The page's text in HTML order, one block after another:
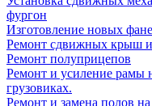
фургон
Изготовление новых
Ремонт сдвижных крыш
Ремонт полуприцепов
Ремонт и усиление рамы
грузовиках.
Ремонт и замена полов